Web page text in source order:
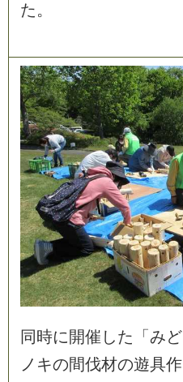
た。
同時に開催 した 「 みど
ノ キの間伐材の遊具作